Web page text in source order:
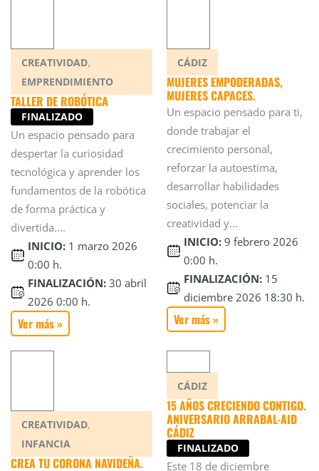
CREATIVIDAD,
EMPRENDIMIENTO
TALLER DE ROBÓTICA
FINALIZADO
Un espacio pensado para
despertar la curiosidad
tecnológica y aprender los
fundamentos de la robótica
de forma práctica y
divertida....
INICIO: 1 marzo 2026
0:00 h.
FINALIZACIÓN: 30 abril
2026 0:00 h.
Ver más »
CÁDIZ
MUJERES EMPODERADAS,
MUJERES CAPACES.
Un espacio pensado para ti,
donde trabajar el
crecimiento personal,
reforzar la autoestima,
desarrollar habilidades
sociales, potenciar la
creatividad y...
INICIO: 9 febrero 2026
0:00 h.
FINALIZACIÓN: 15
diciembre 2026 18:30 h.
Ver más »
CREATIVIDAD,
INFANCIA
CREA TU CORONA NAVIDEÑA.
CÁDIZ
15 AÑOS CRECIENDO CONTIGO.
ANIVERSARIO ARRABAL-AID
CÁDIZ
FINALIZADO
Este 18 de diciembre